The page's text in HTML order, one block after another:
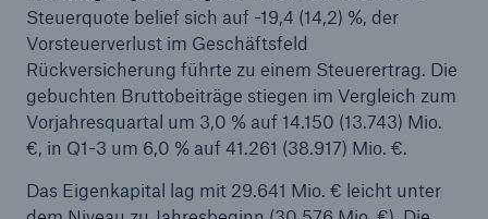
Steuerquote belief sich auf -19,4 (14,2) %, der
Vorsteuerverlust im Geschäftsfeld
Rückversicherung führte zu einem Steuerertrag. Die
gebuchten Bruttobeiträge stiegen im Vergleich zum
Vorjahresquartal um 3,0 % auf 14.150 (13.743) Mio.
€, in Q1-3 um 6,0 % auf 41.261 (38.917) Mio. €.
Das Eigenkapital lag mit 29.641 Mio. € leicht unter
50 %